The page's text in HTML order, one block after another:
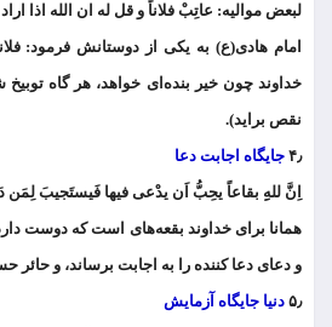
لبعض موالیه: عاتِبْ فلاناً و قل له ان الله اذا
امام هادی(ع) به یکی از دوستانش فرمود:
خداوند چون خیر بنده‌ای خواهد، هر گاه
نقص براید).
۴٫ جایگاه اجابت دعا
اِنَّ للهِِ بقاعاً یحِبُّ اَن یدْعی فیها فَیستَجیبَ لِمَن
همانا برای خداوند بقعه‌های است که دوست
و دعای دعا کننده را به اجابت برساند، و
۵٫ دنیا جایگاه آزمایش